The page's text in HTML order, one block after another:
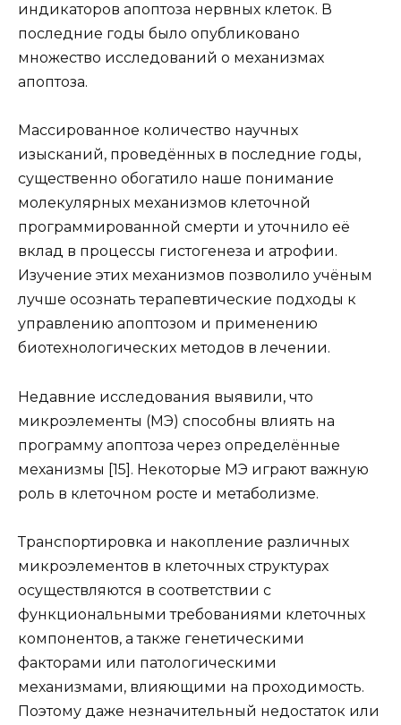
индикаторов апоптоза нервных клеток. В
последние годы было опубликовано
множество исследований о механизмах
апоптоза.
Массированное количество научных
изысканий, проведённых в последние годы,
существенно обогатило наше понимание
молекулярных механизмов клеточной
программированной смерти и уточнило её
вклад в процессы гистогенеза и атрофии.
Изучение этих механизмов позволило учёным
лучше осознать терапевтические подходы к
управлению апоптозом и применению
биотехнологических методов в лечении.
Недавние исследования выявили, что
микроэлементы (МЭ) способны влиять на
программу апоптоза через определённые
механизмы [15]. Некоторые МЭ играют важную
роль в клеточном росте и метаболизме.
Транспортировка и накопление различных
микроэлементов в клеточных структурах
осуществляются в соответствии с
функциональными требованиями клеточных
компонентов, а также генетическими
факторами или патологическими
механизмами, влияющими на проходимость.
Поэтому даже незначительный недостаток или